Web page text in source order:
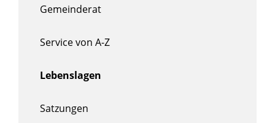
Gemeinderat
Service von A-Z
Lebenslagen
Satzungen